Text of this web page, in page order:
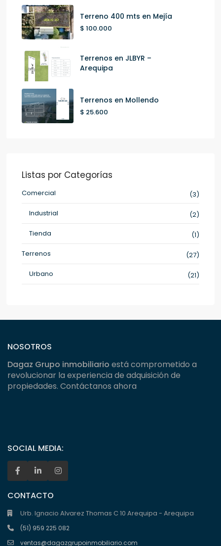
Terreno 400 mts en Mejía
$ 100.000
Terrenos en JLBYR –
Arequipa
Terrenos en Mollendo
$ 25.600
Listas por Categorías
Comercial
(3)
Industrial
(2)
Tienda
(1)
Terrenos
(27)
Urbano
(21)
NOSOTROS
Dagaz Grupo inmobiliario está comprometido a
revolucionar la experiencia de adquisición de
propiedades. Contáctanos ahora
SOCIAL MEDIA:
CONTACTO
Urb. Ignacio Alvarez Thomas C 10 Arequipa - Arequipa
(51) 959 225 082
ventas@dagazgrupoinmobiliario.com